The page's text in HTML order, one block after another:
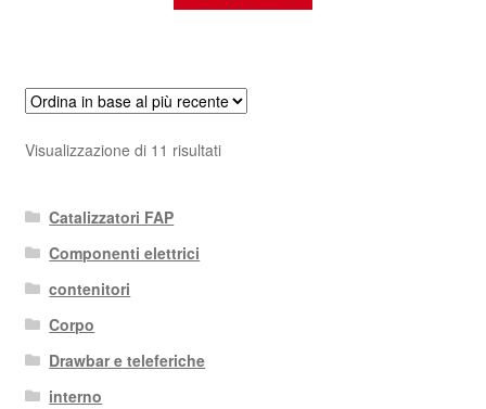
Visualizzazione di 11 risultatiOrdina
Catalizzatori FAP
Componenti elettrici
contenitori
Corpo
Drawbar e teleferiche
interno